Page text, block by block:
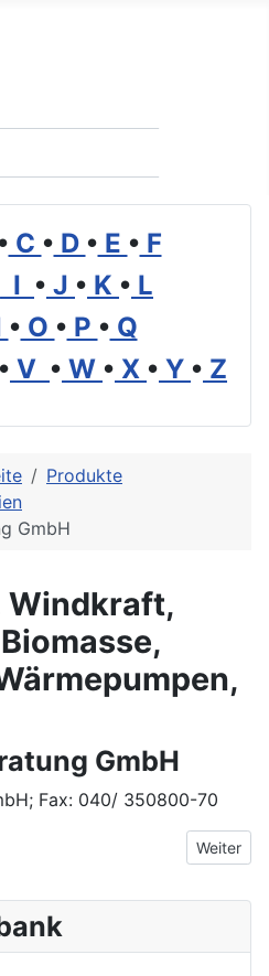
C • D • E • F
I • J • K • L
• O • P • Q
• V • W • X • Y • Z
Produkte
GmbH
Windkraft,
GmbH
Fax: 040/ 350800-70
Nächster
Weiter